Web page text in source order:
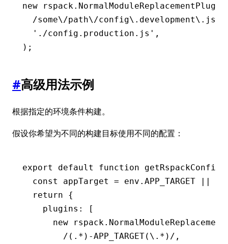
new rspack .NormalModuleReplacementPlugin
  /some\/path\/config\.development\.js/
  './config.production.js'
,
);
#高级用法示例
根据指定的环境条件构建。
假设你希望为不同的构建目标使用不同的配置：
export default function getRspackConfig
  const
appTarget = env . APP_TARGET ||
  return
{
    plugins
:
[
      new
rspack
        /(.
* )-APP_TARGET(\. * )/ ,